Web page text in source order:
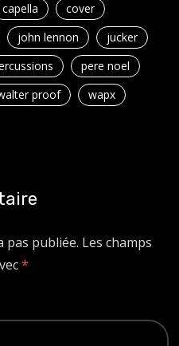
capella
cover
john lennon
jucker
pere noel
proof wapx
pas publiée. Les champs
*